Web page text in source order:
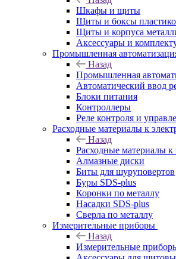
Шкафы и щиты
Щиты и боксы
Щиты и корпуса
Аксессуары и
Промышленная
Назад
Промышленная
Автоматический ввод
Блоки питания
Контроллеры
Реле контроля и
Расходные материалы к
Назад
Расходные материалы к
Алмазные диски
Биты для шуруповертов
Буры SDS-plus
Коронки по металлу
Насадки SDS-plus
Сверла по металлу
Измерительные приборы
Назад
Измерительные